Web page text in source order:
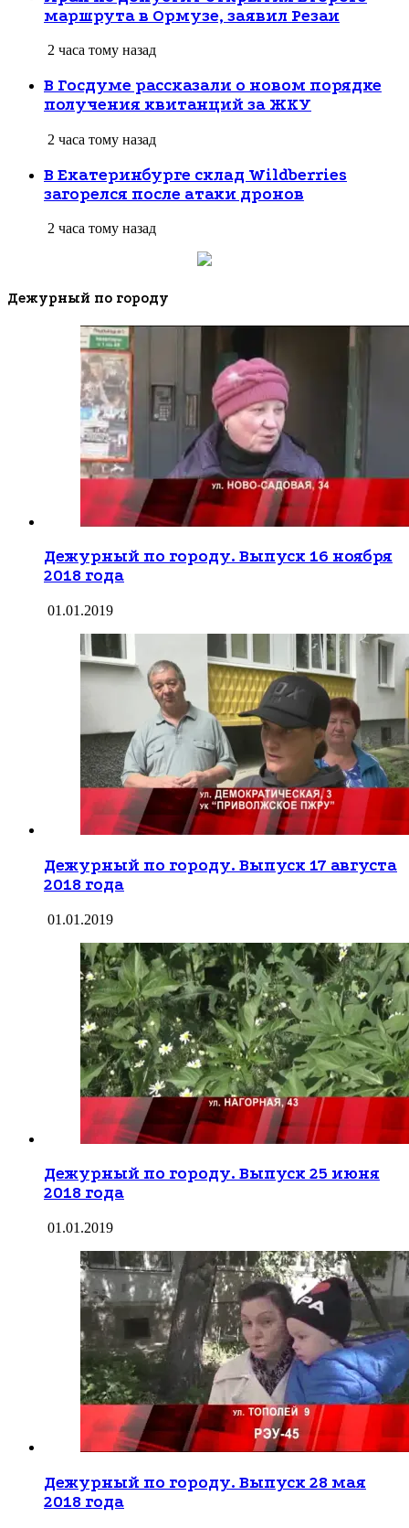
маршрута в Ормузе, заявил Резаи
2 часа тому назад
В Госдуме рассказали о новом порядке
получения квитанций за ЖКУ
2 часа тому назад
В Екатеринбурге склад Wildberries
загорелся после атаки дронов
2 часа тому назад
Дежурный по городу
Дежурный по городу. Выпуск 16 ноября
2018 года
01.01.2019
Дежурный по городу. Выпуск 17 августа
2018 года
01.01.2019
Дежурный по городу. Выпуск 25 июня
2018 года
01.01.2019
Дежурный по городу. Выпуск 28 мая
2018 года